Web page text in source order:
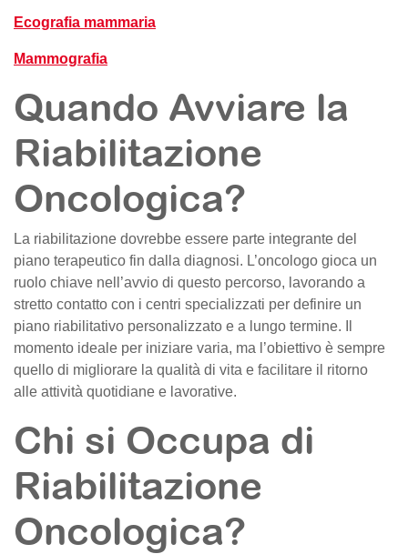
Ecografia mammaria
Mammografia
Quando Avviare la
Riabilitazione
Oncologica?
La riabilitazione dovrebbe essere parte integrante del
piano terapeutico fin dalla diagnosi. L’oncologo gioca un
ruolo chiave nell’avvio di questo percorso, lavorando a
stretto contatto con i centri specializzati per definire un
piano riabilitativo personalizzato e a lungo termine. Il
momento ideale per iniziare varia, ma l’obiettivo è sempre
quello di migliorare la qualità di vita e facilitare il ritorno
alle attività quotidiane e lavorative.
Chi si Occupa di
Riabilitazione
Oncologica?